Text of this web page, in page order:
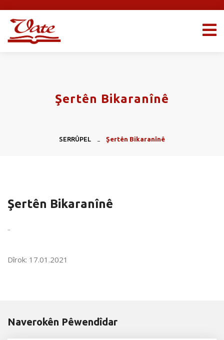
Şertên Bikaranînê
SERRÛPEL Şertên Bikaranînê
Şertên Bikaranînê
..
Dîrok: 17.01.2021
Naverokên Pêwendîdar